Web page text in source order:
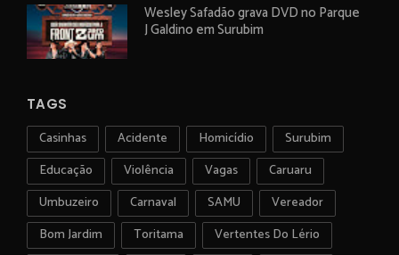
Wesley Safadão grava DVD no Parque
J Galdino em Surubim
TAGS
Casinhas Acidente Homicídio
Surubim
Educação
Violência Vagas
Caruaru
Umbuzeiro
Carnaval SAMU
Vereador
Bom Jardim
Toritama
Vertentes Do Lério